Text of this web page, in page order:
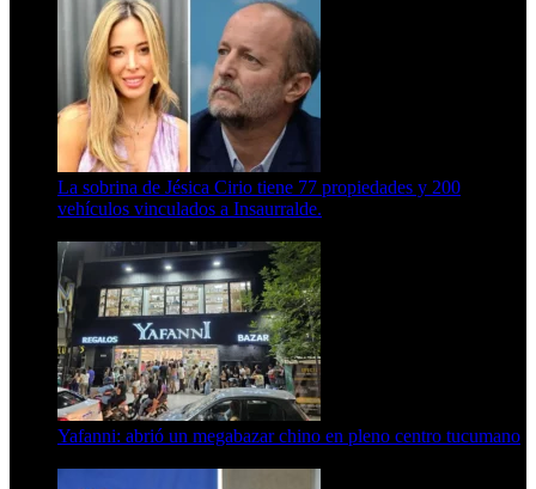
La sobrina de Jésica Cirio tiene 77 propiedades y 200
vehículos vinculados a Insaurralde.
Yafanni: abrió un megabazar chino en pleno centro tucumano